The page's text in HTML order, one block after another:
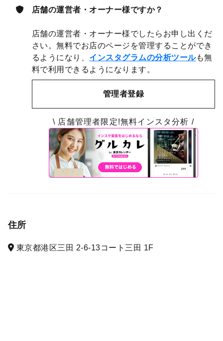
店舗の運営者・オーナー様ですか？
店舗の運営者・オーナー様でしたらお申し出くだ
さい。無料でお店のページを管理することができ
るようになり、 インスタグラムの分析ツールも無
料で利用できるようになります。
管理者登録
\ 店舗管理者限定!無料インスタ分析 /
住所
東京都港区三田 2-6-13コート三田 1F